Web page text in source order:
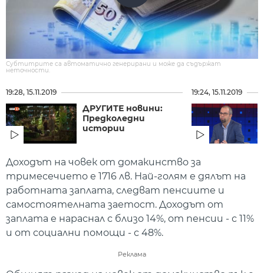
Субтитрите са автоматично генерирани и може да съдържат
неточности.
19:28, 15.11.2019
ДРУГИТЕ новини:
Предколедни
истории
19:24, 15.11.2019
Доходът на човек от домакинство за
тримесечието е 1716 лв. Най-голям е дялът на
работната заплата, следват пенсиите и
самостоятелната заетост. Доходът от
заплата е нараснал с близо 14%, от пенсии - с 11%
и от социални помощи - с 48%.
Реклама